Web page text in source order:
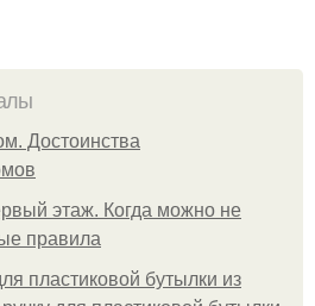
Достоинства
этаж. Когда можно не
правила
пластиковой бутылки из